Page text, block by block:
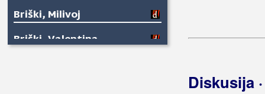
Briški, Milivoj
Briški, Valentina
Diskusija